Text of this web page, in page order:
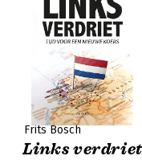
Frits Bosch
Links verdriet